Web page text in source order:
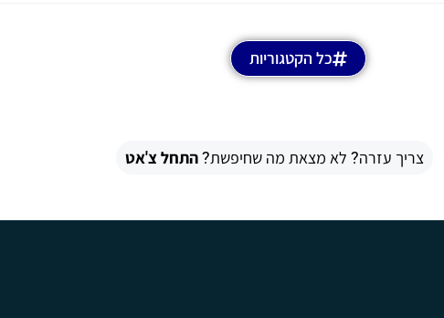
כל הקטגוריות
צריך עזרה? לא מצאת מה שחיפשת?התחל צ'אט